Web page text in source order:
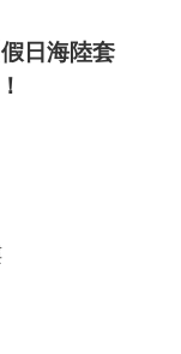
日海陸套